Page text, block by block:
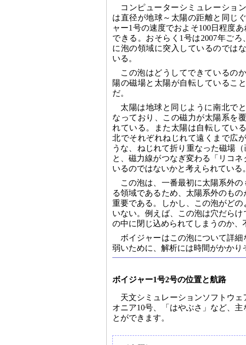
コンピューターシミュレーショ
は直径が地球～太陽の距離と同じ
ャー1号の速度でおよそ100日程度
できる。おそらく1号は2007年ごろ
に泡の領域に突入しているのでは
いる。
この泡はどうしてできているの
陽の磁場と太陽が自転しているこ
だ。
太陽は地球と同じように南北で
なっており、この磁力が太陽系を
れている。また太陽は自転してい
北でそれぞれねじれて遠くまで広
うな、ねじれて折り重なった磁場
と、磁力線がつなぎ変わる「リコ
いるのではないかと考えられている。
この泡は、一番最初に太陽系外
る領域であるため、太陽系外のも
重要である。しかし、この泡がど
いない。例えば、この泡は穴だら
の中に閉じ込められてしまうのか、
ボイジャーはこの泡について詳
弱いために、解析には時間がかかり
ボイジャー1号2号の位置と航路
天文シミュレーションソフトウェ
オニア10号、「はやぶさ」など、
とができます。